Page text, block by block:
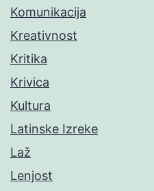
Komunikacija
Kreativnost
Kritika
Krivica
Kultura
Latinske Izreke
Laž
Lenjost